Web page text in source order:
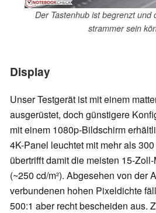
Der Tastenhub ist begrenzt und
strammer sein
Display
Unser Testgerät ist mit einem
ausgerüstet, doch günstigere
mit einem 1080p-Bildschirm
4K-Panel leuchtet mit mehr als
übertrifft damit die meisten 15-
(~250 cd/m²). Abgesehen von der
verbundenen hohen Pixeldichte
500:1 aber recht bescheiden aus.